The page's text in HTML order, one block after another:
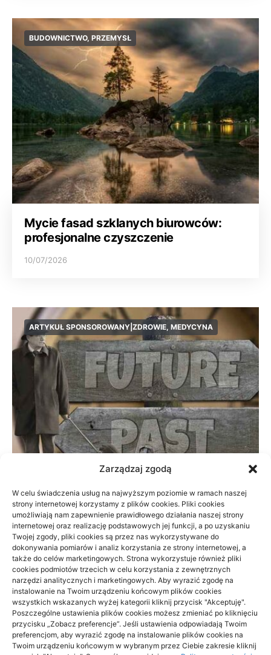
Zarządzaj zgodą
W celu świadczenia usług na najwyższym poziomie w ramach naszej
strony internetowej korzystamy z plików cookies. Pliki cookies
umożliwiają nam zapewnienie prawidłowego działania naszej strony
internetowej oraz realizację podstawowych jej funkcji, a po uzyskaniu
Twojej zgody, pliki cookies są przez nas wykorzystywane do
dokonywania pomiarów i analiz korzystania ze strony internetowej, a
także do celów marketingowych. Strona wykorzystuje również pliki
cookies podmiotów trzecich w celu korzystania z zewnętrznych
narzędzi analitycznych i marketingowych. Aby wyrazić zgodę na
instalowanie na Twoim urządzeniu końcowym plików cookies
wszystkich wskazanych wyżej kategorii kliknij przycisk "Akceptuję".
Poszczególne ustawienia plików cookies możesz zmieniać po kliknięciu
przycisku „Zobacz preferencje”. Jeśli ustawienia odpowiadają Twoim
preferencjom, aby wyrazić zgodę na instalowanie plików cookies na
Twoim urządzeniu końcowym w wybranym przez Ciebie zakresie kliknij
BUDOWNICTWO, PRZEMYSŁ
Mycie fasad szklanych biurowców:
profesjonalne czyszczenie
10/07/2026
ARTYKUŁ SPONSOROWANY|ZDROWIE, MEDYCYNA
Prywatnie czy na NFZ: fizjoterapia przy
braku czasu
23/06/2026
Archino